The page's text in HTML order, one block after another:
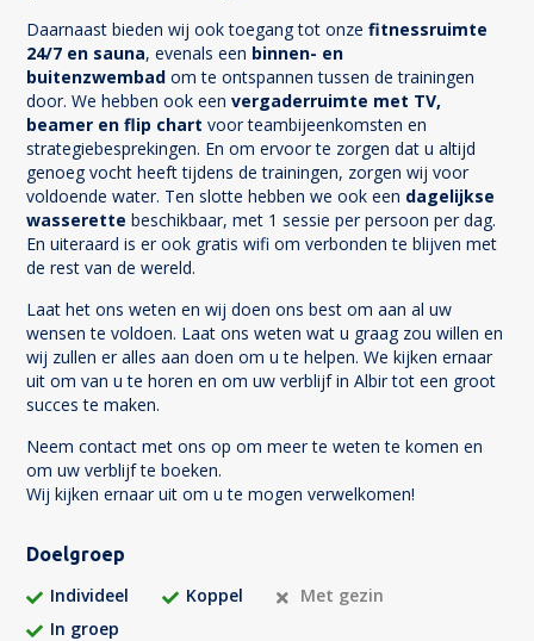
Daarnaast bieden wij ook toegang tot onzefitnessruimte
24/7 en sauna, evenals een binnen- en
buitenzwembadom te ontspannen tussen de trainingen
door. We hebben ook eenvergaderruimte met TV,
beamer en flip chartvoor teambijeenkomsten en
strategiebesprekingen. En om ervoor te zorgen dat u altijd
genoeg vocht heeft tijdens de trainingen, zorgen wij voor
voldoende water. Ten slotte hebben we ook een dagelijkse
wasserettebeschikbaar, met 1 sessie per persoon per dag.
En uiteraard is er ook gratis wifi om verbonden te blijven met
de rest van de wereld.
Laat het ons weten en wij doen ons best om aan al uw
wensen te voldoen. Laat ons weten wat u graag zou willen en
wij zullen er alles aan doen om u te helpen. We kijken ernaar
uit om van u te horen en om uw verblijf in Albir tot een groot
succes te maken.
Neem contact met ons op om meer te weten te komen en
om uw verblijf te boeken.
Wij kijken ernaar uit om u te mogen verwelkomen!
Doelgroep
Individeel Koppel
Met gezin
In groep